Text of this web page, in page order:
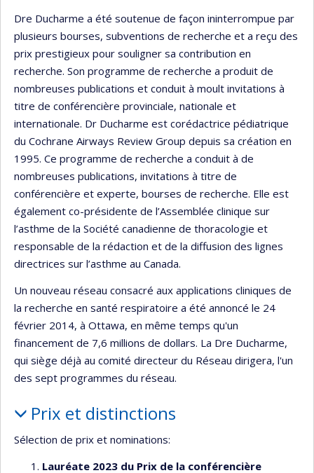
Dre Ducharme a été soutenue de façon ininterrompue par
plusieurs bourses, subventions de recherche et a reçu des
prix prestigieux pour souligner sa contribution en
recherche. Son programme de recherche a produit de
nombreuses publications et conduit à moult invitations à
titre de conférencière provinciale, nationale et
internationale. Dr Ducharme est corédactrice pédiatrique
du Cochrane Airways Review Group depuis sa création en
1995. Ce programme de recherche a conduit à de
nombreuses publications, invitations à titre de
conférencière et experte, bourses de recherche. Elle est
également co-présidente de l’Assemblée clinique sur
l’asthme de la Société canadienne de thoracologie et
responsable de la rédaction et de la diffusion des lignes
directrices sur l’asthme au Canada.
Un nouveau réseau consacré aux applications cliniques de
la recherche en santé respiratoire a été annoncé le 24
février 2014, à Ottawa, en même temps qu'un
financement de 7,6 millions de dollars. La Dre Ducharme,
qui siège déjà au comité directeur du Réseau dirigera, l'un
des sept programmes du réseau.
Prix et distinctions
Sélection de prix et nominations:
Lauréate 2023 du Prix de la conférencière